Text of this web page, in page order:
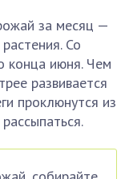
за месяц —
Со
конца июня. Чем
развивается
проклюнутся из